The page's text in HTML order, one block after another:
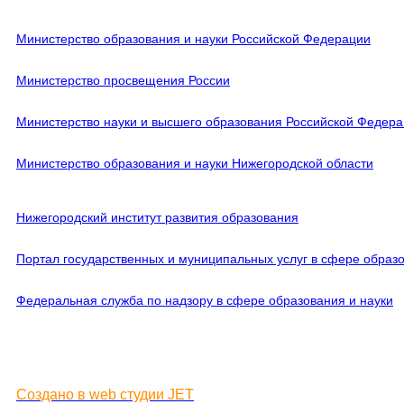
Министерство образования и науки Российской Федерации
Министерство просвещения России
Министерство науки и высшего образования Российской
Министерство образования и науки Нижегородской области
Нижегородский институт развития образования
Портал государственных и муниципальных услуг в сфере
Федеральная служба по надзору в сфере образования и науки
Создано в web студии JET